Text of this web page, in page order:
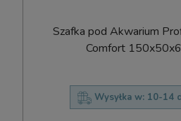
Szafka pod Akwarium
Comfort
Wysyłka w: 10-14